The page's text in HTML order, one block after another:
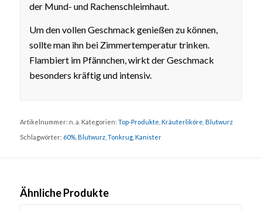
der Mund- und Rachenschleimhaut.
Um den vollen Geschmack genießen zu können,
sollte man ihn bei Zimmertemperatur trinken.
Flambiert im Pfännchen, wirkt der Geschmack
besonders kräftig und intensiv.
Artikelnummer: n. a. Kategorien: Top-Produkte Kräuterliköre Blutwurz
Schlagwörter: 60%, Blutwurz, Tonkrug, Kanister
Ähnliche Produkte